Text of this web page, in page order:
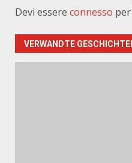
Devi essere connesso
VERWANDTE